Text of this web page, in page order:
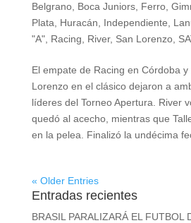
Belgrano, Boca Juniors, Ferro,
Plata
Huracán Independiente
"A", Racing River, San Lorenzo,
El empate de Racing en Córdoba
Lorenzo en el clásico dejaron a
líderes del Torneo Apertura. River
quedó al acecho, mientras que
en la pelea. Finalizó la undécima
« Older Entries
Entradas recientes
BRASIL PARALIZARÁ EL FUTBOL